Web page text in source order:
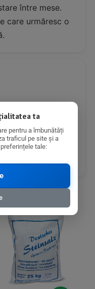
între mese.
care urmăresc o
ales
ta
pentru a îmbunătăți
traficul pe site și a
tale: